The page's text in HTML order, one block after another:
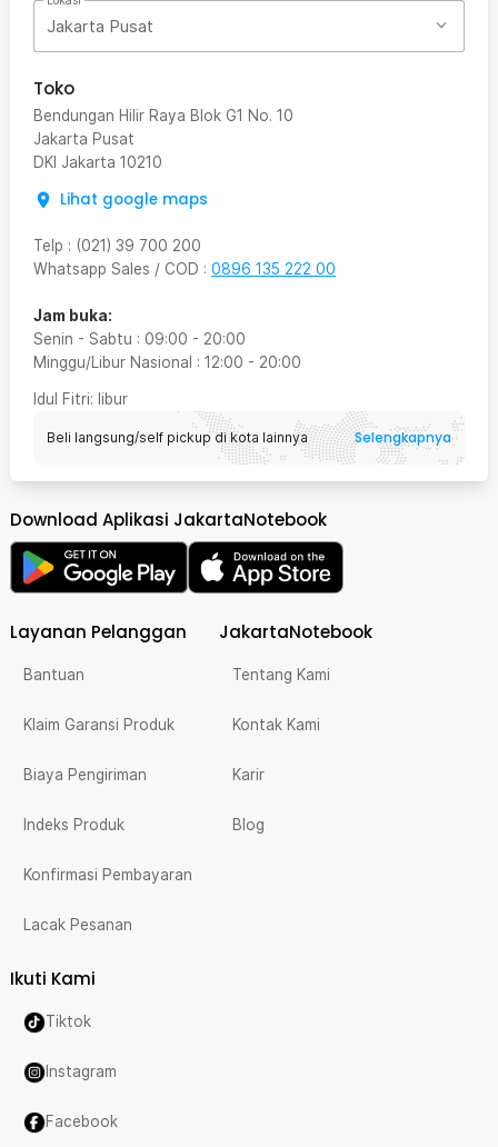
Jakarta Pusat
Toko
Bendungan Hilir Raya Blok G1 No. 10
Jakarta Pusat
DKI Jakarta 10210
Lihat google maps
Telp : (021) 39 700 200
Whatsapp Sales / COD : 0896 135 222 00
Jam buka:
Senin - Sabtu : 09:00 - 20:00
Minggu/Libur Nasional : 12:00 - 20:00
Idul Fitri: libur
Beli langsung/self pickup di kota lainnya Selengkapnya
Download Aplikasi JakartaNotebook
Layanan Pelanggan
Bantuan
Klaim Garansi Produk
Biaya Pengiriman
Indeks Produk
Konfirmasi Pembayaran
Lacak Pesanan
JakartaNotebook
Tentang Kami
Kontak Kami
Karir
Blog
Ikuti Kami
Tiktok
Instagram
Facebook